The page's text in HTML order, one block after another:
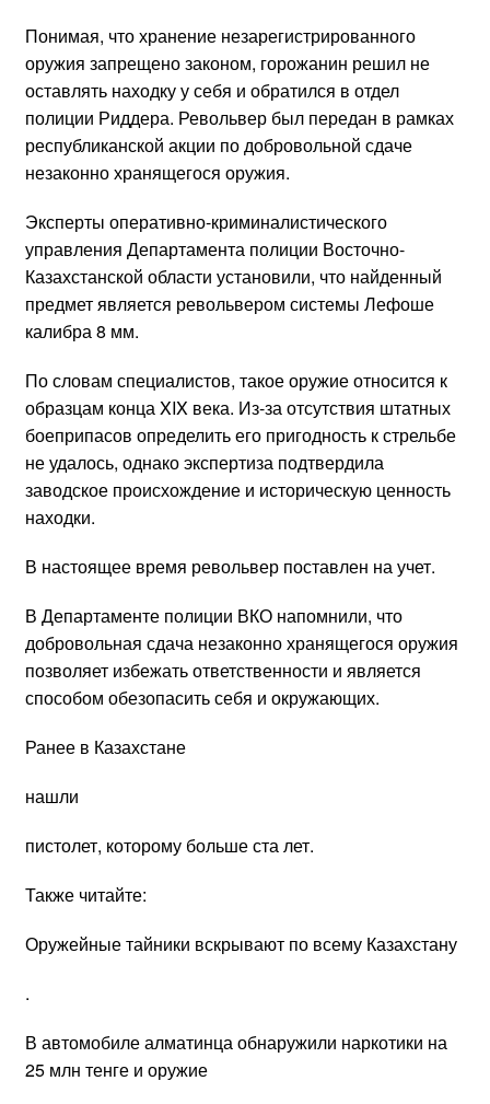
Понимая, что хранение незарегистрированного
оружия запрещено законом, горожанин решил не
оставлять находку у себя и обратился в отдел
полиции Риддера. Револьвер был передан в рамках
республиканской акции по добровольной сдаче
незаконно хранящегося оружия.
Эксперты оперативно-криминалистического
управления Департамента полиции Восточно-
Казахстанской области установили, что найденный
предмет является револьвером системы Лефоше
калибра 8 мм.
По словам специалистов, такое оружие относится к
образцам конца XIX века. Из-за отсутствия штатных
боеприпасов определить его пригодность к стрельбе
не удалось, однако экспертиза подтвердила
заводское происхождение и историческую ценность
находки.
В настоящее время револьвер поставлен на учет.
В Департаменте полиции ВКО напомнили, что
добровольная сдача незаконно хранящегося оружия
позволяет избежать ответственности и является
способом обезопасить себя и окружающих.
Ранее в Казахстане
нашли
пистолет, которому больше ста лет.
Также читайте:
Оружейные тайники вскрывают по всему Казахстану
.
В автомобиле алматинца обнаружили наркотики на
25 млн тенге и оружие